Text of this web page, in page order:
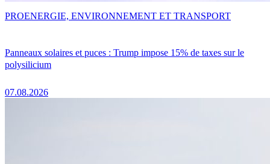
Panneaux solaires et puces : Trump impose 15% de taxes sur le
polysilicium
07.08.2026
PROENERGIE, ENVIRONNEMENT ET TRANSPORT